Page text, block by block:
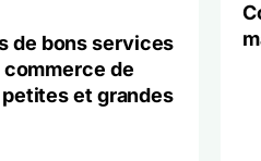
de bons services
de
et grandes